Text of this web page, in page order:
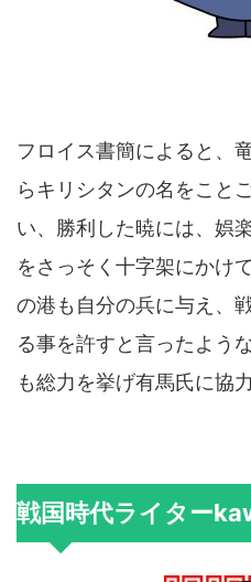
フロイス書簡によると、
らキリシタンの名をこと
い、勝利した暁には、娯
をさっそく十字架にかけ
の港も自分の兵に与え、
る事を許すと言ったよう
も総力を挙げ有馬氏に協
戦国時代ライター